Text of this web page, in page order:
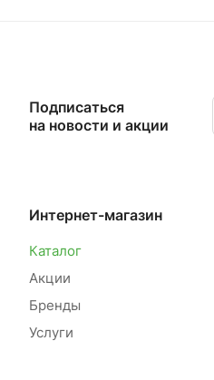
Подписаться
на новости и акции
Интернет-магазин
Каталог
Акции
Бренды
Услуги